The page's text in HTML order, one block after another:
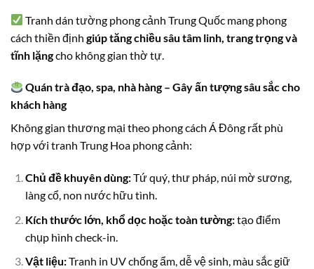
Tranh dán tường phong cảnh Trung Quốc mang phong
cách thiền định giúp tăng chiều sâu tâm linh, trang trọng và
tĩnh lặngcho không gian thờ tự.
Quán trà đạo, spa, nhà hàng – Gây ấn tượng sâu sắc cho
khách hàng
Không gian thương mại theo phong cách Á Đông rất phù
hợp với tranh Trung Hoa phong cảnh:
Chủ đề khuyên dùng:Tứ quý, thư pháp, núi mờ sương,
làng cổ, non nước hữu tình.
Kích thước lớn, khổ dọc hoặc toàn tường:tạo điểm
chụp hình check-in.
Vật liệu:Tranh in UV chống ẩm, dễ vệ sinh, màu sắc giữ